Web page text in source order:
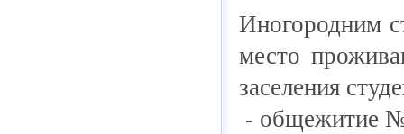
Иногородним
место
заселения
- общежитие